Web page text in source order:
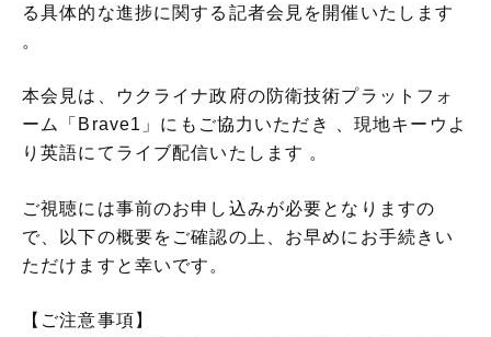
る具体的な進捗に関する記者会見を開催いたします
本会見は、ウクライナ政府の防衛技術プラットフォ
ーム「Brave1」にもご協力いただき 、現地キーウよ
り英語にてライブ配信いたします 。
ご視聴には事前のお申し込みが必要となりますの
で、以下の概要をご確認の上、お早めにお手続きい
ただけますと幸いです。
【ご注意事項】